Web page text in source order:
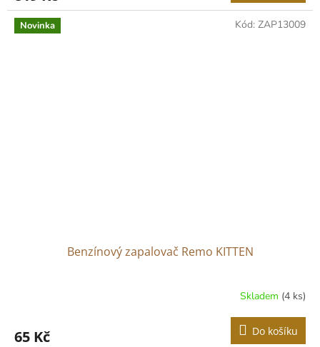
Novinka
Benzínový zapalovač Remo KITTEN
Skladem (4 ks)
65 Kč Do košíku
Kód: ZAP13009